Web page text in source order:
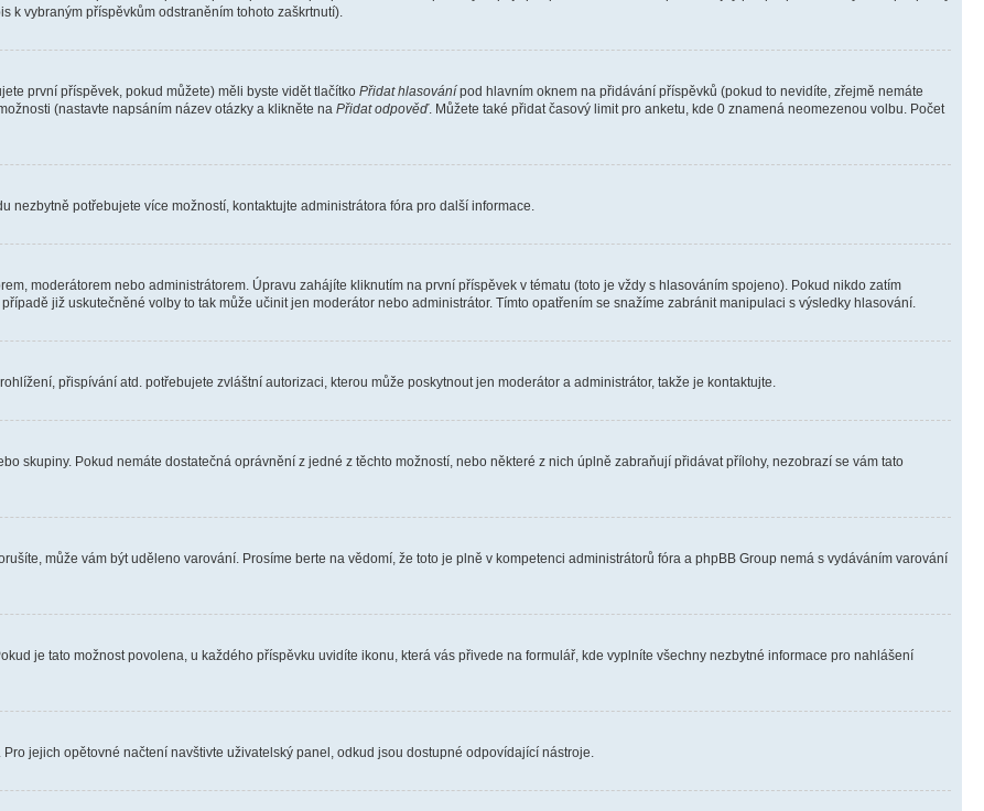
k vybraným příspěvkům odstraněním tohoto zaškrtnutí).
první příspěvek, pokud můžete) měli byste vidět tlačítko Přidat hlasování pod hlavním oknem na přidávání příspěvků (pokud to nevidíte, zřejmě nemáte
(nastavte napsáním název otázky a klikněte na Přidat odpověď. Můžete také přidat časový limit pro anketu, kde 0 znamená neomezenou volbu. Počet
nezbytně potřebujete více možností, kontaktujte administrátora fóra pro další informace.
moderátorem nebo administrátorem. Úpravu zahájíte kliknutím na první příspěvek v tématu (toto je vždy s hlasováním spojeno). Pokud nikdo zatím
již uskutečněné volby to tak může učinit jen moderátor nebo administrátor. Tímto opatřením se snažíme zabránit manipulaci s výsledky hlasování.
přispívání atd. potřebujete zvláštní autorizaci, kterou může poskytnout jen moderátor a administrátor, takže je kontaktujte.
skupiny. Pokud nemáte dostatečná oprávnění z jedné z těchto možností, nebo některé z nich úplně zabraňují přidávat přílohy, nezobrazí se vám tato
může vám být uděleno varování. Prosíme berte na vědomí, že toto je plně v kompetenci administrátorů fóra a phpBB Group nemá s vydáváním varování
je tato možnost povolena, u každého příspěvku uvidíte ikonu, která vás přivede na formulář, kde vyplníte všechny nezbytné informace pro nahlášení
jejich opětovné načtení navštivte uživatelský panel, odkud jsou dostupné odpovídající nástroje.